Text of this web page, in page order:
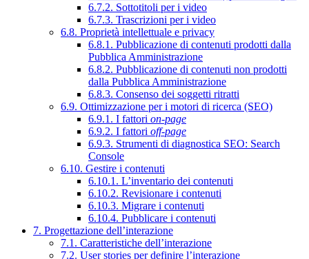
6.7.2. Sottotitoli per i video
6.7.3. Trascrizioni per i video
6.8. Proprietà intellettuale e privacy
6.8.1. Pubblicazione di contenuti prodotti dalla
Pubblica Amministrazione
6.8.2. Pubblicazione di contenuti non prodotti
dalla Pubblica Amministrazione
6.8.3. Consenso dei soggetti ritratti
6.9. Ottimizzazione per i motori di ricerca (SEO)
6.9.1. I fattori on-page
6.9.2. I fattori off-page
6.9.3. Strumenti di diagnostica SEO: Search
Console
6.10. Gestire i contenuti
6.10.1. L’inventario dei contenuti
6.10.2. Revisionare i contenuti
6.10.3. Migrare i contenuti
6.10.4. Pubblicare i contenuti
7. Progettazione dell’interazione
7.1. Caratteristiche dell’interazione
7.2. User stories per definire l’interazione